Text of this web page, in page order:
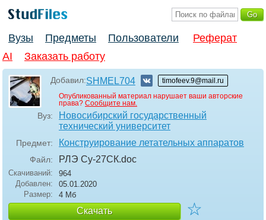
Вузы Предметы Пользователи
Реферат
AI
Заказать работу
Добавил:SHMEL704
timofeev.9@mail.ru
Опубликованный материал нарушает ваши авторские
права? Сообщите нам.
Вуз:
Новосибирский государственный
технический университет
Предмет: Конструирование летательных аппаратов
Файл: РЛЭ Су-27СК.doc
Скачиваний:
964
Добавлен:
05.01.2020
Размер:
4 Мб
Скачать ☆